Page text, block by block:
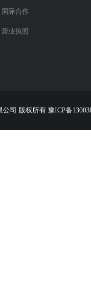
国际合作
营业执照
公司 版权所有 豫ICP备